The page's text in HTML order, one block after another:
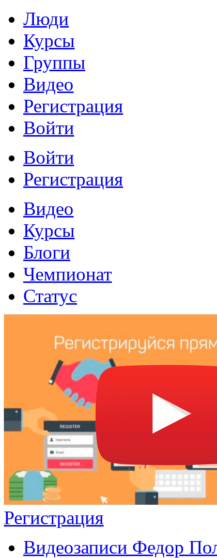
Люди
Курсы
Группы
Видео
Регистрация
Войти
Войти
Регистрация
Видео
Курсы
Блоги
Чемпионат
Статус
Регистрация
Видеозаписи Федор